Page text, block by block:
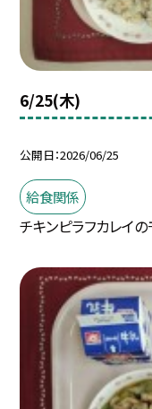
6/25(木)
公開日 2026/06/25
給食関係
チキンピラフカレイ